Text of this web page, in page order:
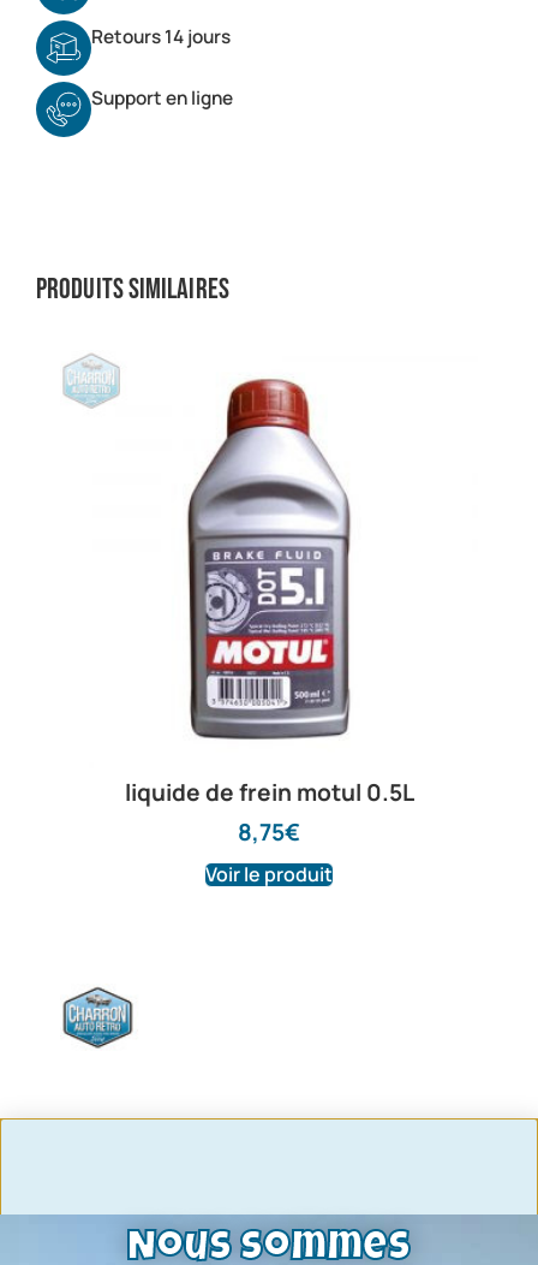
Retours 14 jours
Support en ligne
Produits similaires
liquide de frein motul 0.5L
8,75€
Voir le produit
Nous sommes